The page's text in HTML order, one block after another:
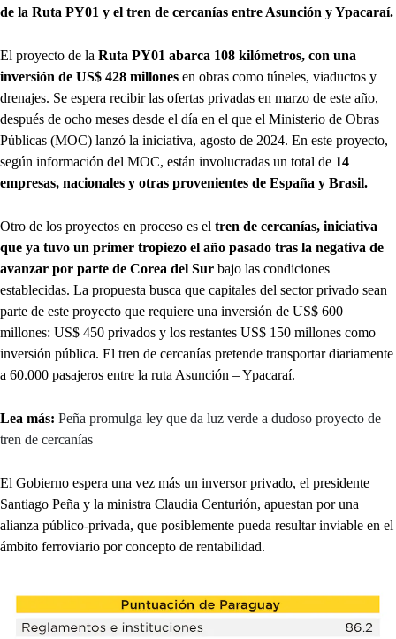
de la Ruta PY01 y el tren de cercanías entre Asunción y Ypacaraí.
El proyecto de la Ruta PY01 abarca 108 kilómetros, con una
inversión de US$ 428 millones en obras como túneles, viaductos y
drenajes. Se espera recibir las ofertas privadas en marzo de este año,
después de ocho meses desde el día en el que el Ministerio de Obras
Públicas (MOC) lanzó la iniciativa, agosto de 2024. En este proyecto,
según información del MOC, están involucradas un total de 14
empresas, nacionales y otras provenientes de España y Brasil.
Otro de los proyectos en proceso es el tren de cercanías, iniciativa
que ya tuvo un primer tropiezo el año pasado tras la negativa de
avanzar por parte de Corea del Sur bajo las condiciones
establecidas. La propuesta busca que capitales del sector privado sean
parte de este proyecto que requiere una inversión de US$ 600
millones: US$ 450 privados y los restantes US$ 150 millones como
inversión pública. El tren de cercanías pretende transportar diariamente
a 60.000 pasajeros entre la ruta Asunción – Ypacaraí.
Lea más: Peña promulga ley que da luz verde a dudoso proyecto de
tren de cercanías
El Gobierno espera una vez más un inversor privado, el presidente
Santiago Peña y la ministra Claudia Centurión, apuestan por una
alianza público-privada, que posiblemente pueda resultar inviable en el
ámbito ferroviario por concepto de rentabilidad.